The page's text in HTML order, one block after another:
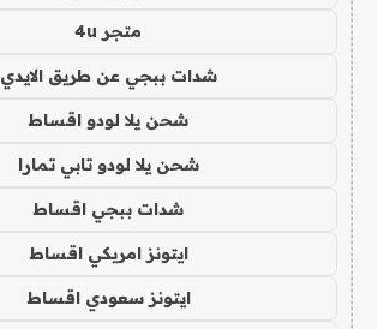
متجر 4u
شدات ببجي عن طريق الايدي
شحن يلا لودو اقساط
شحن يلا لودو تابي تمارا
شدات ببجي اقساط
ايتونز امريكي اقساط
ايتونز سعودي اقساط